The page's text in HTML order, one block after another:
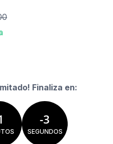
Finaliza en:
-3
SEGUNDOS